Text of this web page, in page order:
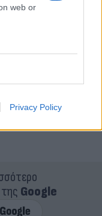
web or
Privacy Policy
το περιστατικό
όταν
Google